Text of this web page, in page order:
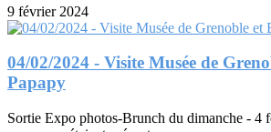
9 février 2024
04/02/2024 - Visite Musée de
Papapy
Sortie Expo photos-Brunch du dimanche - 4